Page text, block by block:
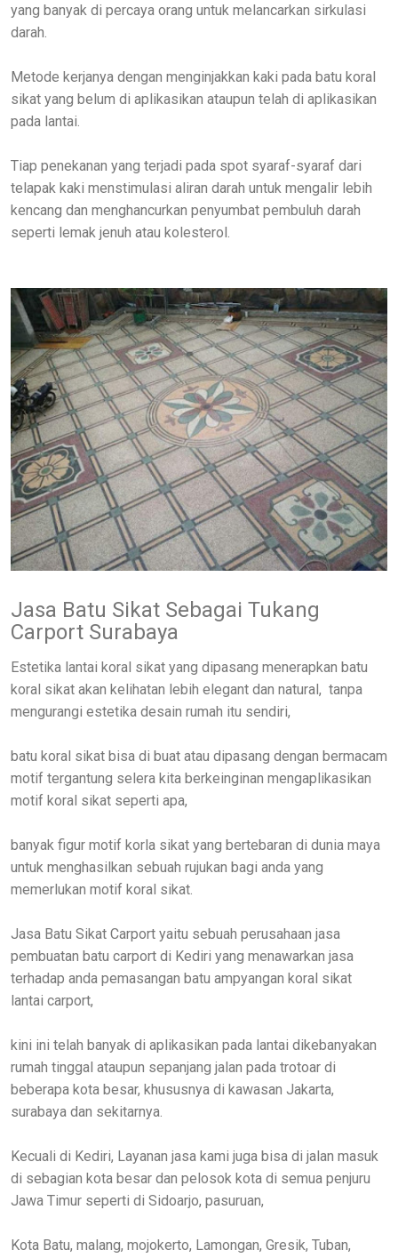
yang banyak di percaya orang untuk melancarkan sirkulasi
darah.
Metode kerjanya dengan menginjakkan kaki pada batu koral
sikat yang belum di aplikasikan ataupun telah di aplikasikan
pada lantai.
Tiap penekanan yang terjadi pada spot syaraf-syaraf dari
telapak kaki menstimulasi aliran darah untuk mengalir lebih
kencang dan menghancurkan penyumbat pembuluh darah
seperti lemak jenuh atau kolesterol.
Jasa Batu Sikat Sebagai Tukang
Carport Surabaya
Estetika lantai koral sikat yang dipasang menerapkan batu
koral sikat akan kelihatan lebih elegant dan natural, tanpa
mengurangi estetika desain rumah itu sendiri,
batu koral sikat bisa di buat atau dipasang dengan bermacam
motif tergantung selera kita berkeinginan mengaplikasikan
motif koral sikat seperti apa,
banyak figur motif korla sikat yang bertebaran di dunia maya
untuk menghasilkan sebuah rujukan bagi anda yang
memerlukan motif koral sikat.
Jasa Batu Sikat Carport yaitu sebuah perusahaan jasa
pembuatan batu carport di Kediri yang menawarkan jasa
terhadap anda pemasangan batu ampyangan koral sikat
lantai carport,
kini ini telah banyak di aplikasikan pada lantai dikebanyakan
rumah tinggal ataupun sepanjang jalan pada trotoar di
beberapa kota besar, khususnya di kawasan Jakarta,
surabaya dan sekitarnya.
Kecuali di Kediri, Layanan jasa kami juga bisa di jalan masuk
di sebagian kota besar dan pelosok kota di semua penjuru
Jawa Timur seperti di Sidoarjo, pasuruan,
Kota Batu, malang, mojokerto, Lamongan, Gresik, Tuban,